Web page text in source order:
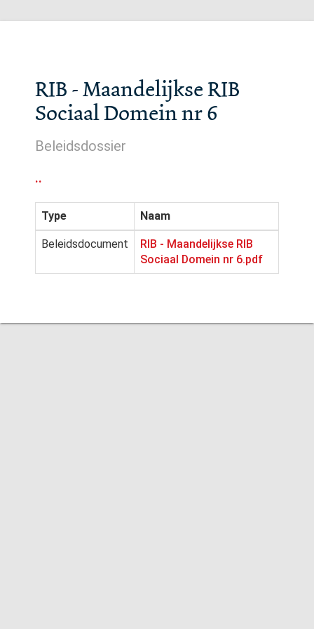
RIB - Maandelijkse RIB
Sociaal Domein nr 6
Beleidsdossier
..
Type Naam
Beleidsdocument
RIB - Maandelijkse RIB
Sociaal Domein nr 6.pdf